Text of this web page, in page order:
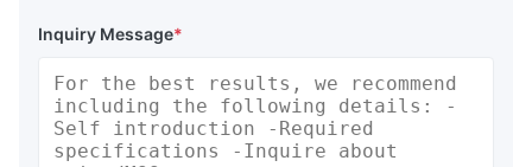
Inquiry Message*